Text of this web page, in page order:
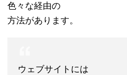
色々な経由の
方法があります。
ウェブサイトには